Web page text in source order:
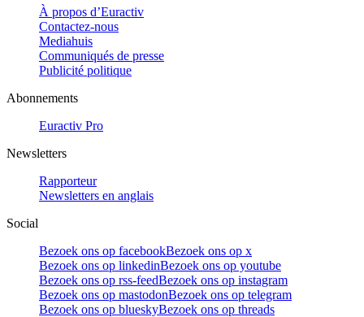
À propos d’Euractiv
Contactez-nous
Mediahuis
Communiqués de presse
Publicité politique
Abonnements
Euractiv Pro
Newsletters
Rapporteur
Newsletters en anglais
Social
Bezoek ons op facebookBezoek ons op x
Bezoek ons op linkedinBezoek ons op youtube
Bezoek ons op rss-feedBezoek ons op instagram
Bezoek ons op mastodonBezoek ons op telegram
Bezoek ons op blueskyBezoek ons op threads